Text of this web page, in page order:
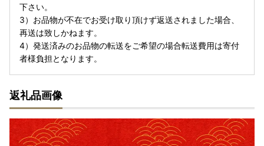
下さい。
3）お品物が不在でお受け取り頂けず返送されました場合、
再送は致しかねます。
4）発送済みのお品物の転送をご希望の場合転送費用は寄付
者様負担となります。
返礼品画像